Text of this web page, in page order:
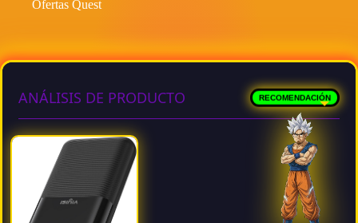
Ofertas Quest
RECOMENDACIÓN
ANÁLISIS DE PRODUCTO